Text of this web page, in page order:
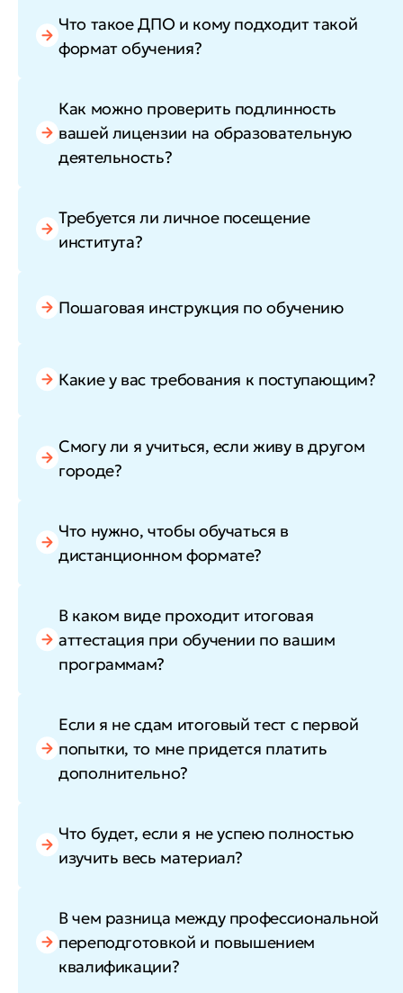
Что такое ДПО и кому подходит такой
формат обучения?
Как можно проверить подлинность
вашей лицензии на образовательную
деятельность?
Требуется ли личное посещение
института?
Пошаговая инструкция по обучению
Какие у вас требования к поступающим?
Смогу ли я учиться, если живу в другом
городе?
Что нужно, чтобы обучаться в
дистанционном формате?
В каком виде проходит итоговая
аттестация при обучении по вашим
программам?
Если я не сдам итоговый тест с первой
попытки, то мне придется платить
дополнительно?
Что будет, если я не успею полностью
изучить весь материал?
В чем разница между профессиональной
переподготовкой и повышением
квалификации?